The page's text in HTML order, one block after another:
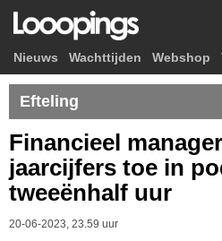
Nieuws Wachttijden Webshop
Efteling
Financieel
jaarcijfers toe in
tweeënhalf uur
20-06-2023, 23.59 uur